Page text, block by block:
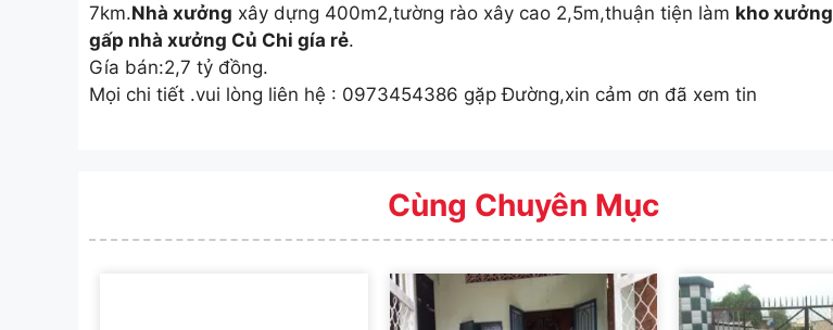
7km.Nhà xưởng xây dựng 400m2,tường rào xây cao 2,5m,thuận tiện làm kho xưởng
gấp nhà xưởng Củ Chi gía rẻ.
Gía bán:2,7 tỷ đồng.
Mọi chi tiết .vui lòng liên hệ : 0973454386 gặp Đường,xin cảm ơn đã xem tin
Cùng Chuyên Mục